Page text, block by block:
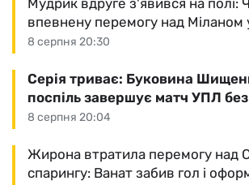
8 серпня 20:30
Мудрик вдруге з'явився на полі:
впевнену перемогу над Міланом
8 серпня 20:04
Серія триває: Буковина
поспіль завершує матч УПЛ без
Жирона втратила перемогу над
спарингу: Ванат забив гол і